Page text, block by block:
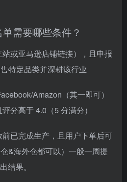
需要哪些条件？
或亚马逊店铺链接），且申报
特定品类并深耕该行业
Amazon（其一即可）
分高于 4.0（5 分满分）
已完成生产，且用户下单后可
&海外仓都可以）一般一周提
结果。